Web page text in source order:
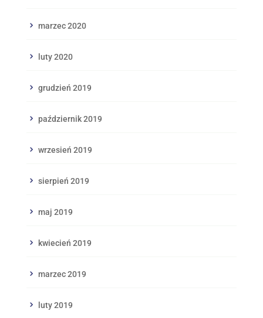
marzec 2020
luty 2020
grudzień 2019
październik 2019
wrzesień 2019
sierpień 2019
maj 2019
kwiecień 2019
marzec 2019
luty 2019